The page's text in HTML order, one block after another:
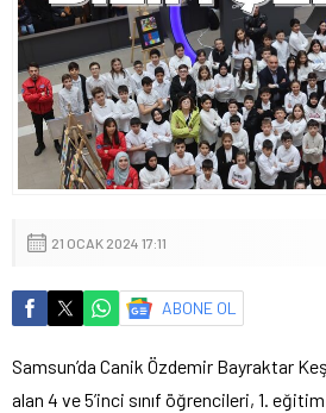
21 OCAK 2024 17:11
ABONE OL
Samsun’da Canik Özdemir Bayraktar
alan 4 ve 5’inci sınıf öğrencileri, 1.